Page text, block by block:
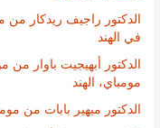
الدكتور راجيف ريدكار من
في الهند
الدكتور أبهيجيت باوار
مومباي، الهند
الدكتور ميهير بابات من